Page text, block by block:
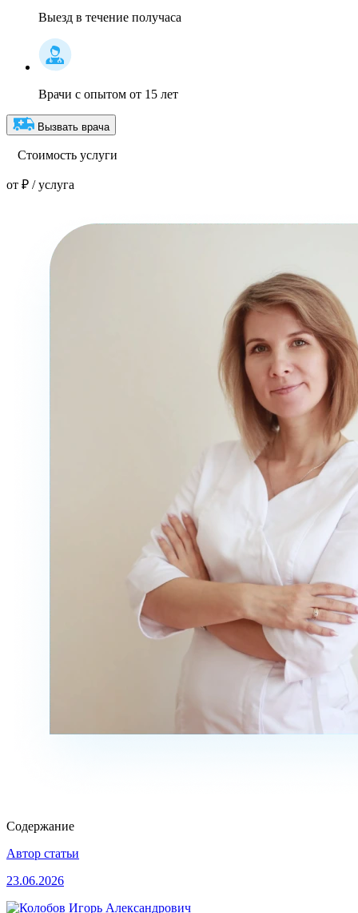
Выезд в течение получаса
Врачи с опытом от 15 лет
Вызвать врача
Стоимость услуги
от ₽ / услуга
Содержание
Автор статьи
23.06.2026